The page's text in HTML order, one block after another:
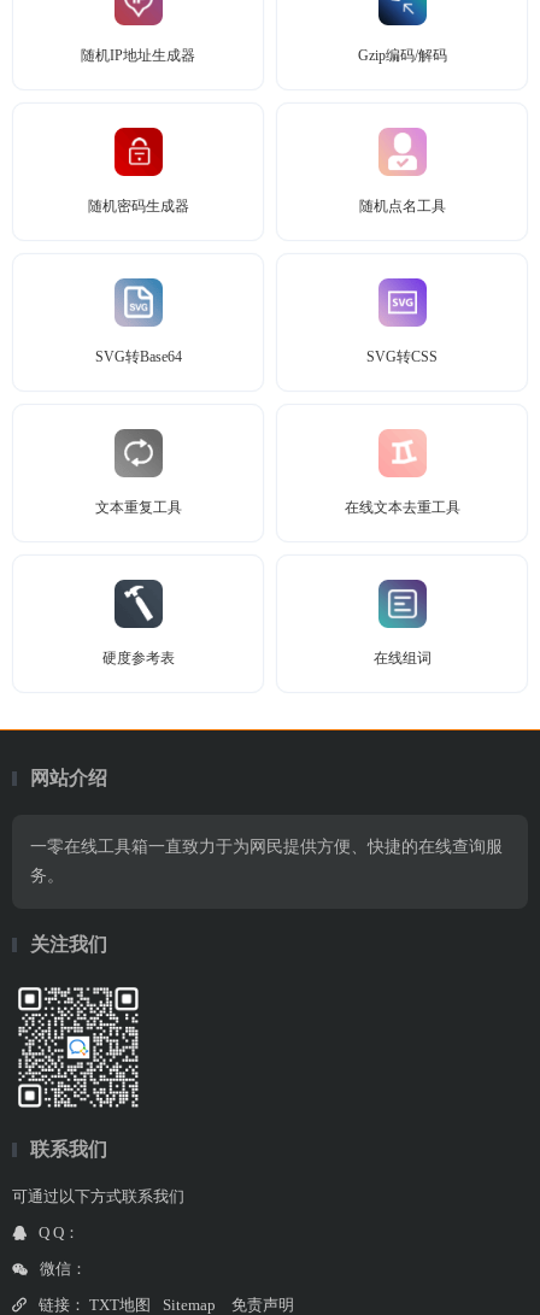
随机IP地址生成器 Gzip编码/解码
随机密码生成器 随机点名工具
SVG转Base64 SVG转CSS
文本重复工具 在线文本去重工具
硬度参考表 在线组词
网站介绍
一零在线工具箱一直致力于为网民提供方便、快捷的在线查询服
务。
关注我们
联系我们
可通过以下方式联系我们
Q Q：
微信：
链接： TXT地图 Sitemap 免责声明